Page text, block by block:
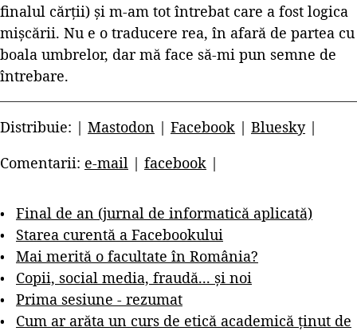
finalul cărții) și m-am tot întrebat care a fost logica
mișcării. Nu e o traducere rea, în afară de partea cu
boala umbrelor, dar mă face să-mi pun semne de
întrebare.
Distribuie: | Mastodon | Facebook | Bluesky|
Comentarii: e-mail | facebook |
Final de an (jurnal de informatică aplicată)
Starea curentă a Facebookului
Mai merită o facultate în România?
Copii, social media, fraudă... și noi
Prima sesiune - rezumat
Cum ar arăta un curs de etică academică ținut de